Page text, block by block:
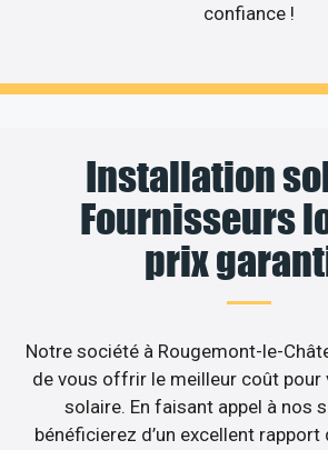
confiance !
Installation
Fournisseurs
prix
Notre société à Rougemont-le-
de vous offrir le meilleur coût
solaire. En faisant appel à nos
bénéficierez d’un excellent